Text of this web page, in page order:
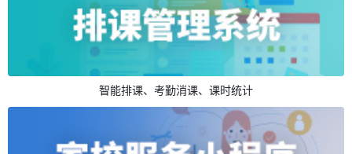
智能排课、考勤消课、课时统计